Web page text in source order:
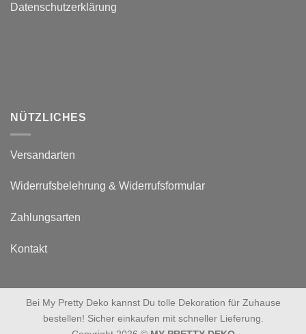
Datenschutzerklärung
NÜTZLICHES
Versandarten
Widerrufsbelehrung & Widerrufsformular
Zahlungsarten
Kontakt
Bei My Pretty Deko kannst Du tolle Dekoration für Zuhause
bestellen! Sicher einkaufen mit schneller Lieferung.